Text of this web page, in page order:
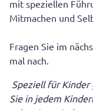
mit speziellen
Mitmachen und
Fragen Sie im
mal nach.
Speziell für
Sie in jedem